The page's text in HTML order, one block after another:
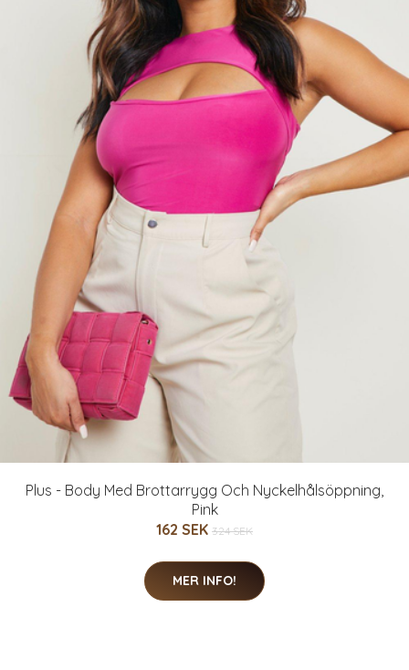
Plus - Body Med Brottarrygg Och Nyckelhålsöppning,
Pink
162 SEK 324 SEK
MER INFO!